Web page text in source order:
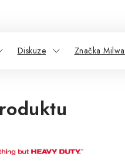
Diskuze Značka